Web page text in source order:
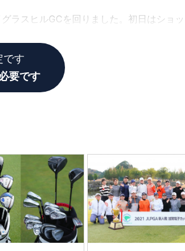
ラスヒルGCを回りました。初日はショッ
です
要です